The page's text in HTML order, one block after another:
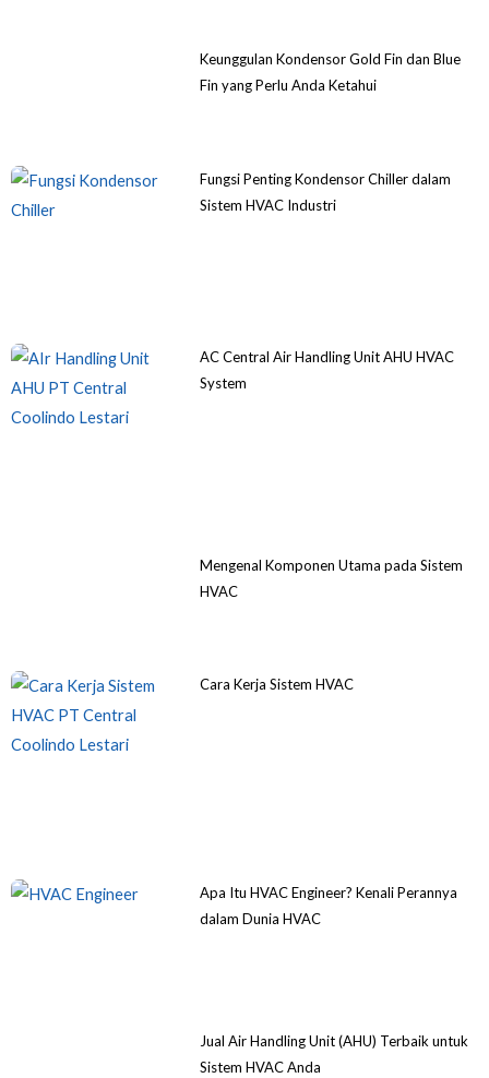
Keunggulan Kondensor Gold Fin dan Blue
Fin yang Perlu Anda Ketahui
Fungsi Penting Kondensor Chiller dalam
Sistem HVAC Industri
AC Central Air Handling Unit AHU HVAC
System
Mengenal Komponen Utama pada Sistem
HVAC
Cara Kerja Sistem HVAC
Apa Itu HVAC Engineer? Kenali Perannya
dalam Dunia HVAC
Jual Air Handling Unit (AHU) Terbaik untuk
Sistem HVAC Anda